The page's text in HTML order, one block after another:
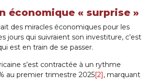
économique « surprise »
des miracles économiques pour les
jours qui suivraient son investiture, c’est
est en train de se passer.
s’est contractée à un rythme
au premier trimestre 2025[2], marquant